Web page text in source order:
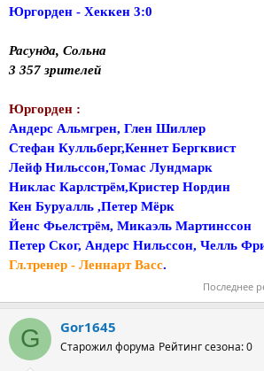
Юргорден - Хеккен 3:0
Расунда, Сольна
3 357 зрителей
Юргорден :
Андерс Альмгрен, Глен Шиллер
Стефан Кулльберг,Кеннет Бергквист
Лейф Нильссон,Томас Лундмарк
Никлас Карлстрём,Кристер Нордин
Кен Буруалль ,Петер Мёрк
Йенс Фьелстрём, Микаэль Мартинссон
Петер Ског, Андерс Нильссон, Челль
Гл.тренер - Леннарт Васс.
Последнее
G Gor1645
Старожил форума Рейтинг сезона: 0